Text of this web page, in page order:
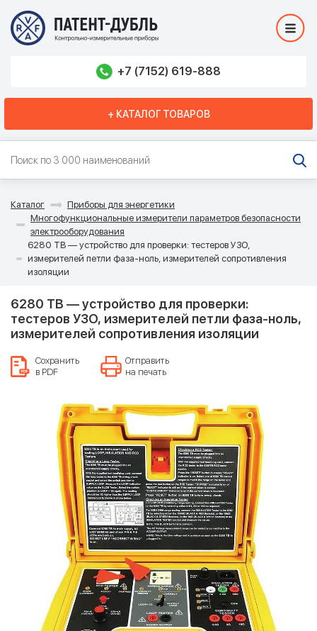
+7 (7152) 619-888
+ КАТАЛОГ ТОВАРОВ
Каталог
Приборы для энергетики
Многофункциональные измерители параметров безопасности
электрооборудования
6280 TB — устройство для проверки: тестеров УЗО,
измерителей петли фаза-ноль, измерителей сопротивления
изоляции
6280 TB — устройство для проверки:
тестеров УЗО, измерителей петли фаза-ноль,
измерителей сопротивления изоляции
Сохранить
в PDF
Отправить
на печать